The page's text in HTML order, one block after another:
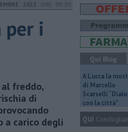
2022 ORE 09:30
per i
al freddo,
di
a carico degli
Qui Blog
A Lucca la
di Marcello
Scarselli
con la città"
QUI